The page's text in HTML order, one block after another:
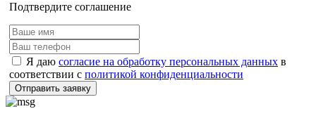
Подтвердите соглашение
Я даю согласие на обработку персональных данных в
соответствии с политикой конфиденциальности
Отправить заявку